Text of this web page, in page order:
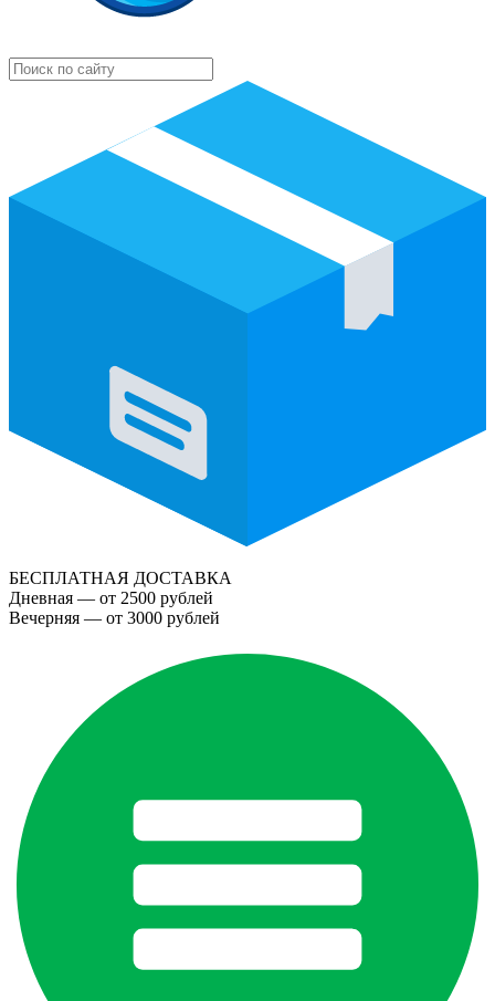
БЕСПЛАТНАЯ ДОСТАВКА
Дневная — от 2500 рублей
Вечерняя — от 3000 рублей